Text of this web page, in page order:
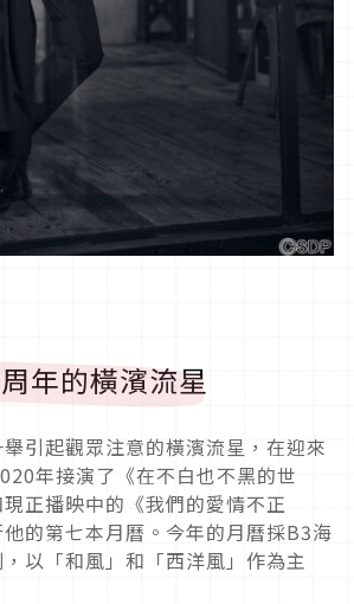
年的橫濱流星
引起觀眾注意的橫濱流星，在迎來
年接演了《在不白也不黑的世
正播映中的《我們的愛情不正
的第七本月曆。今年的月曆採B3海
以「和風」和「西洋風」作為主